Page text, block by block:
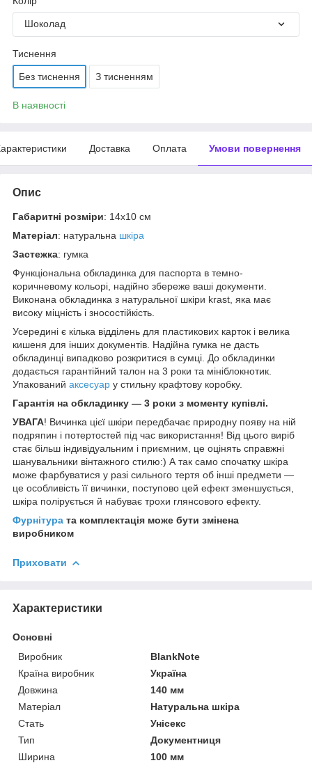
Шоколад
Тиснення
Без тиснення З тисненням
В наявності
Доставка Оплата Умови повернення
Опис
Габаритні розміри: 14x10 см
Матеріал: натуральна шкіра
Застежка: гумка
Функціональна обкладинка для паспорта в темно-
коричневому кольорі, надійно збереже ваші документи.
Виконана обкладинка з натуральної шкіри krast, яка має
високу міцність і зносостійкість.
Усередині є кілька відділень для пластикових карток і велика
кишеня для інших документів. Надійна гумка не дасть
обкладинці випадково розкритися в сумці. До обкладинки
додається гарантійний талон на 3 роки та мініблокнотик.
Упакований аксесуар у стильну крафтову коробку.
Гарантія на обкладинку — 3 роки з моменту купівлі.
УВАГА! Вичинка цієї шкіри передбачає природну появу на ній
подряпин і потертостей під час використання! Від цього виріб
стає більш індивідуальним і приємним, це оцінять справжні
шанувальники вінтажного стилю:) А так само спочатку шкіра
може фарбуватися у разі сильного тертя об інші предмети —
це особливість її вичинки, поступово цей ефект зменшується,
шкіра полірується й набуває трохи глянсового ефекту.
Фурнітура та комплектація може бути змінена
виробником
Приховати
Характеристики
Основні
Виробник
BlankNote
Країна виробник
Україна
Довжина
140 мм
Матеріал
Натуральна шкіра
Стать
Унісекс
Тип
Документниця
Ширина
100 мм